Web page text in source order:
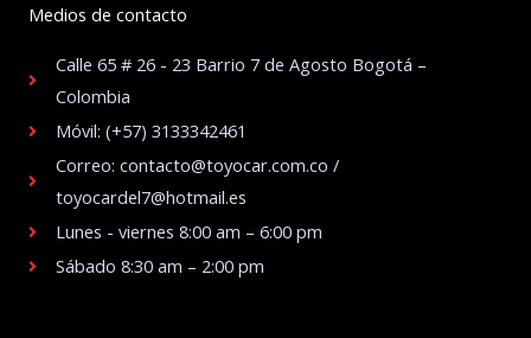
Medios de contacto
Calle 65 # 26 - 23 Barrio 7 de Agosto Bogotá –
Colombia
Móvil: (+57) 3133342461
Correo: contacto@toyocar.com.co /
toyocardel7@hotmail.es
Lunes - viernes 8:00 am – 6:00 pm
Sábado 8:30 am – 2:00 pm